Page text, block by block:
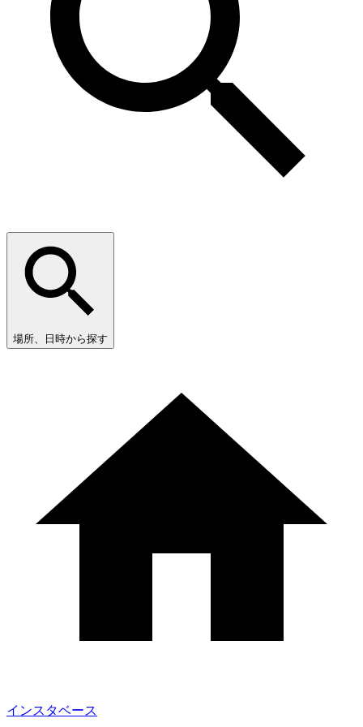
場所、日時から探す
インスタベース